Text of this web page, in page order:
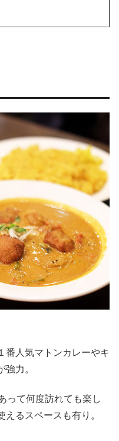
番人気マトンカレーやキ
力。
って何度訪れても楽し
るスペースも有り。